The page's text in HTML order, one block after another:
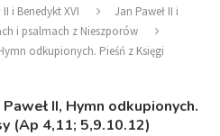
i Benedykt XVI
Jan Paweł II i
i psalmach z Nieszporów
odkupionych. Pieśń z Księgi
II, Hymn odkupionych.
(Ap 4,11; 5,9.10.12)